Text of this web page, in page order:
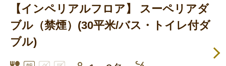
【インペリアルフロア】 スーペリアダ
ブル（禁煙）(30平米/バス・トイレ付ダ
ブル)